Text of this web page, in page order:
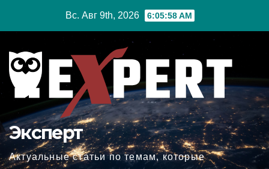
Вс. Авг 9th, 2026 6:05:59 AM
Эксперт
Актуальные статьи по темам, которые